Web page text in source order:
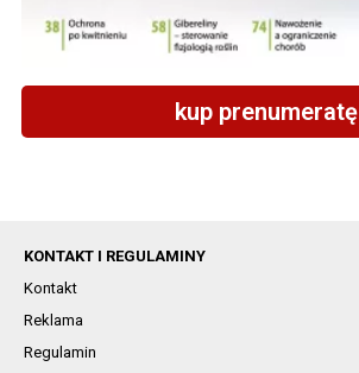
kup prenumeratę
KONTAKT I REGULAMINY
Kontakt
Reklama
Regulamin